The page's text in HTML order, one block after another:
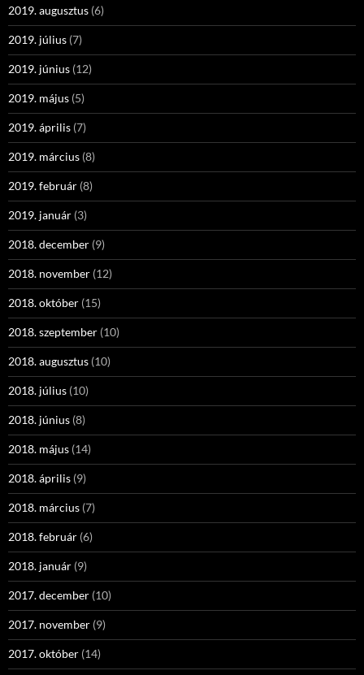
2019. augusztus (6)
2019. július (7)
2019. június (12)
2019. május (5)
2019. április (7)
2019. március (8)
2019. február (8)
2019. január (3)
2018. december (9)
2018. november (12)
2018. október (15)
2018. szeptember (10)
2018. augusztus (10)
2018. július (10)
2018. június (8)
2018. május (14)
2018. április (9)
2018. március (7)
2018. február (6)
2018. január (9)
2017. december (10)
2017. november (9)
2017. október (14)